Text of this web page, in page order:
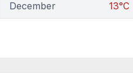
December 13°C